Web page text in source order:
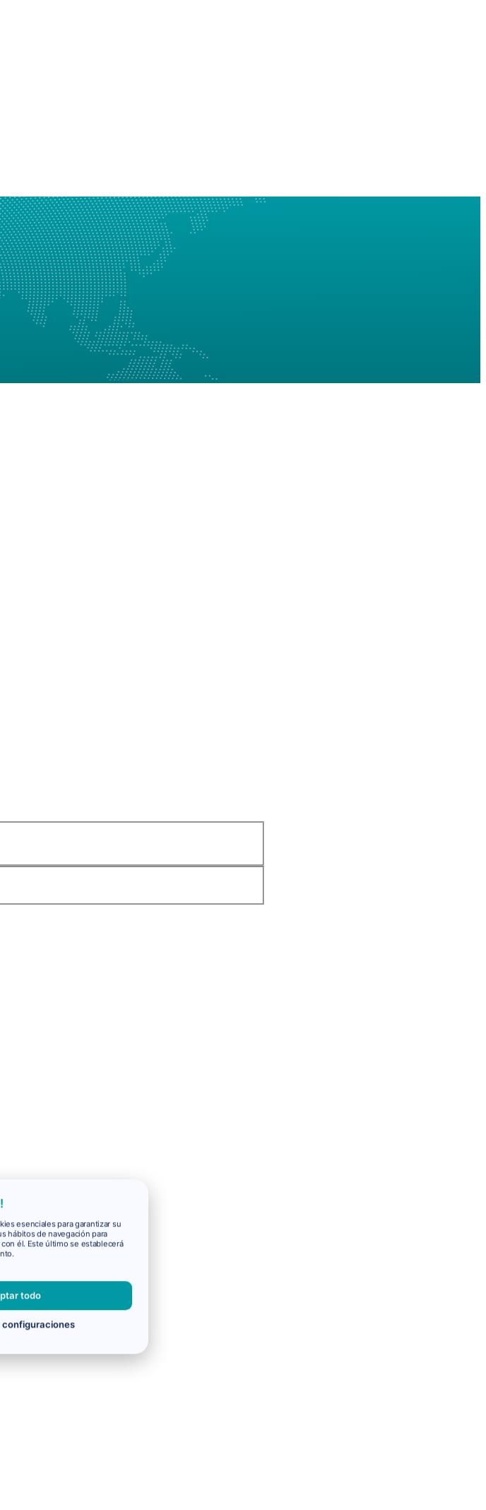
esenciales para garantizar su
hábitos de navegación para
él. Este último se establecerá
todo
configuraciones